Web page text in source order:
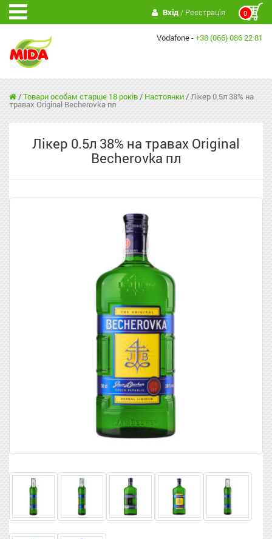
0
Вхід/ Реєстрація
Vodafone -+38 (066) 086 22 81
/Товари особам старше 18 років/ Настоянки/Лікер 0.5л 38% на
травах Original Becherovka пл
Лікер 0.5л 38% на травах Original
Becherovka пл